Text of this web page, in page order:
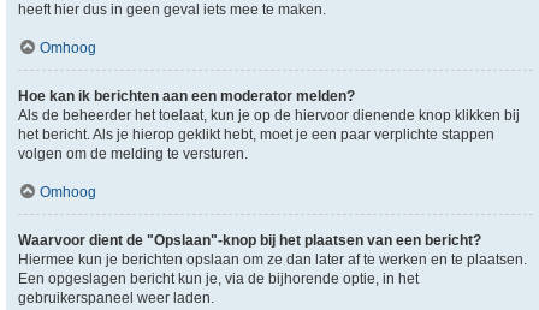
heeft hier dus in geen geval iets mee te maken.
Omhoog
Hoe kan ik berichten aan een moderator melden?
Als de beheerder het toelaat, kun je op de hiervoor dienende knop klikken bij
het bericht. Als je hierop geklikt hebt, moet je een paar verplichte stappen
volgen om de melding te versturen.
Omhoog
Waarvoor dient de "Opslaan"-knop bij het plaatsen van een bericht?
Hiermee kun je berichten opslaan om ze dan later af te werken en te plaatsen.
Een opgeslagen bericht kun je, via de bijhorende optie, in het
gebruikerspaneel weer laden.